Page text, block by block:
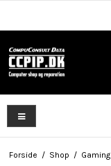
Forside / Shop / Gaming